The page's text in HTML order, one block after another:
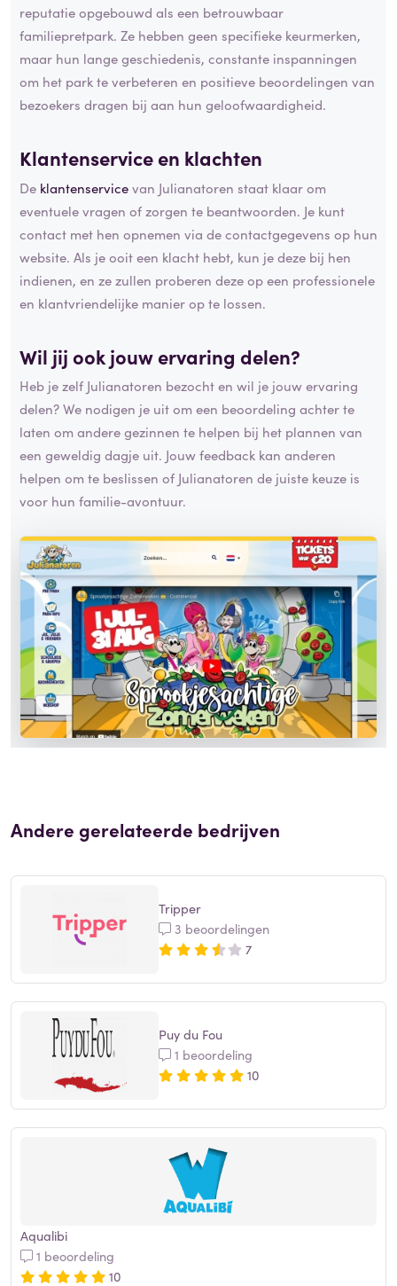
reputatie opgebouwd als een betrouwbaar
familiepretpark. Ze hebben geen specifieke keurmerken,
maar hun lange geschiedenis, constante inspanningen
om het park te verbeteren en positieve beoordelingen van
bezoekers dragen bij aan hun geloofwaardigheid.
Klantenservice en klachten
De klantenservicevan Julianatoren staat klaar om
eventuele vragen of zorgen te beantwoorden. Je kunt
contact met hen opnemen via de contactgegevens op hun
website. Als je ooit een klacht hebt, kun je deze bij hen
indienen, en ze zullen proberen deze op een professionele
en klantvriendelijke manier op te lossen.
Wil jij ook jouw ervaring delen?
Heb je zelf Julianatoren bezocht en wil je jouw ervaring
delen? We nodigen je uit om een beoordeling achter te
laten om andere gezinnen te helpen bij het plannen van
een geweldig dagje uit. Jouw feedback kan anderen
helpen om te beslissen of Julianatoren de juiste keuze is
voor hun familie-avontuur.
Andere gerelateerde bedrijven
Tripper
3 beoordelingen
7
Puy du Fou
1 beoordeling
10
Aqualibi
1 beoordeling
10